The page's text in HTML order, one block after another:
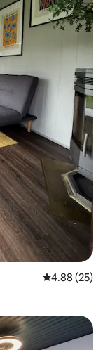
평점 4.88점(5
4.88 (25)